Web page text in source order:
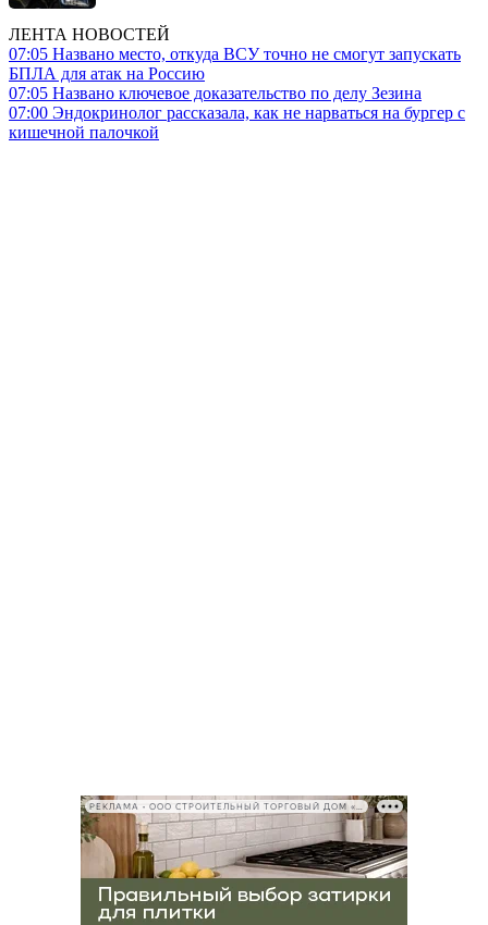
ЛЕНТА НОВОСТЕЙ
07:05 Названо место, откуда ВСУ точно не смогут запускать
БПЛА для атак на Россию
07:05 Названо ключевое доказательство по делу Зезина
07:00 Эндокринолог рассказала, как не нарваться на бургер с
кишечной палочкой
РЕКЛАМА • ООО СТРОИТЕЛЬНЫЙ ТОРГОВЫЙ ДОМ «ПЕТРОВИЧ», ИНН 7802348846